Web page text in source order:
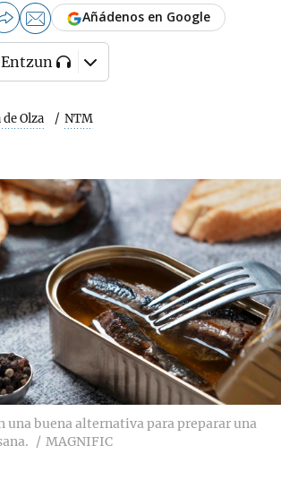
Olza NTM
Añádenos en Google
Entzun
una buena alternativa para preparar una
MAGNIFIC